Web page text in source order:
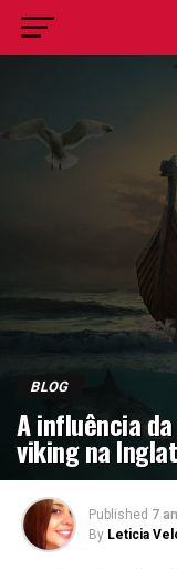
BLOG
A influência
viking na
Published 7
By Leticia